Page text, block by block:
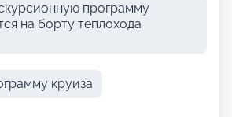
программу
на борту теплохода
круиза